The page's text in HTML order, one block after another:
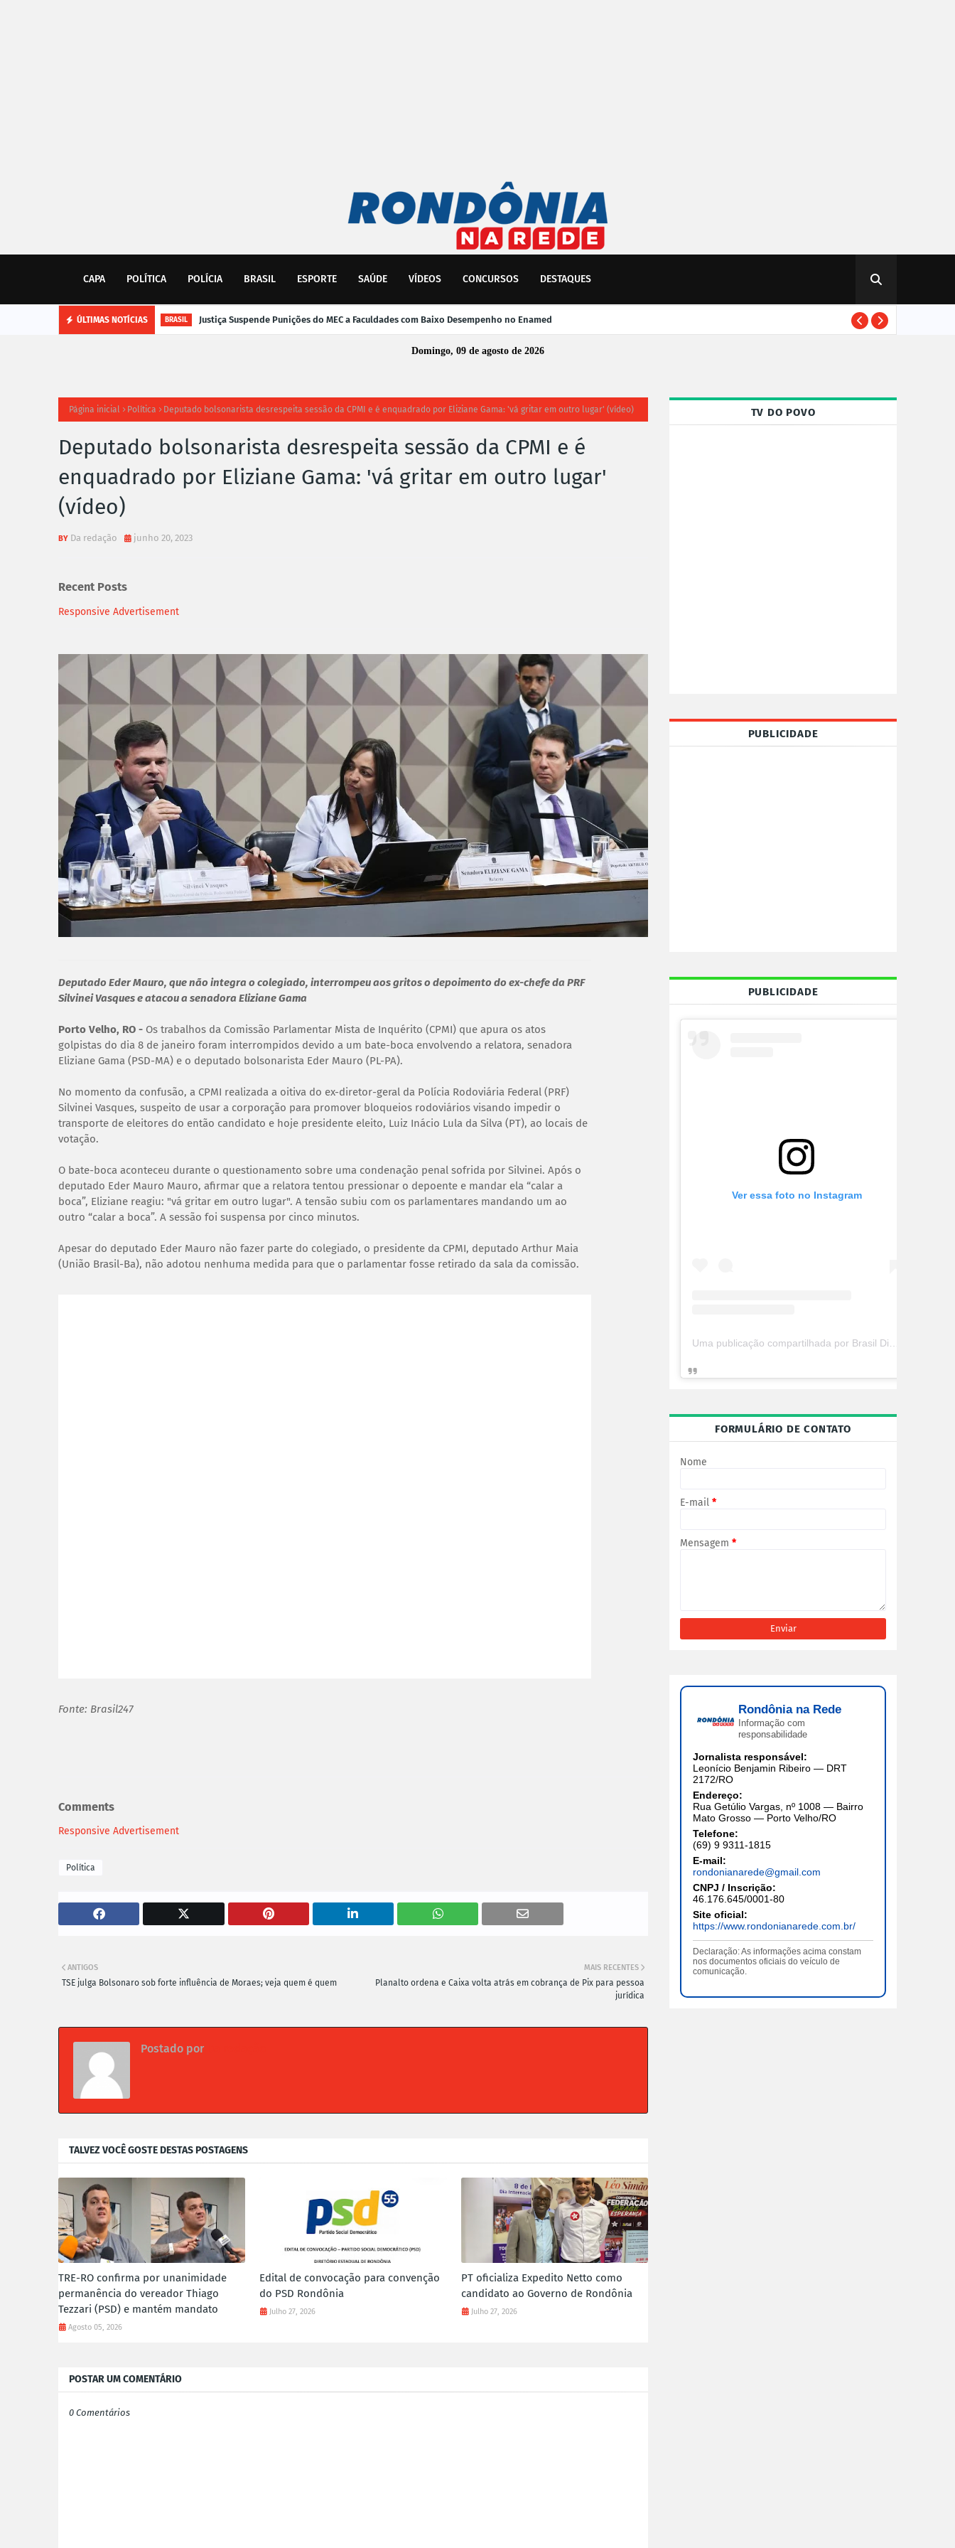
CAPA POLÍTICA POLÍCIA BRASIL ESPORTE SAÚDE VÍDEOS CONCURSOS DESTAQUES
ÚLTIMAS NOTÍCIAS BRASIL Justiça Suspende Punições do MEC a Faculdades com Baixo Desempenho no Enamed
Domingo, 09 de agosto de 2026
Página inicial Política Deputado bolsonarista desrespeita sessão da CPMI e é enquadrado por Eliziane Gama: 'vá gritar em outro lugar' (vídeo)
Deputado bolsonarista desrespeita sessão da CPMI e é
enquadrado por Eliziane Gama: 'vá gritar em outro lugar'
(vídeo)
Da redação junho 20, 2023
Recent Posts
Responsive Advertisement
Deputado Eder Mauro, que não integra o colegiado, interrompeu aos gritos o depoimento do ex-chefe da PRF
Silvinei Vasques e atacou a senadora Eliziane Gama
Porto Velho, RO - Os trabalhos da Comissão Parlamentar Mista de Inquérito (CPMI) que apura os atos
golpistas do dia 8 de janeiro foram interrompidos devido a um bate-boca envolvendo a relatora, senadora
Eliziane Gama (PSD-MA) e o deputado bolsonarista Eder Mauro (PL-PA).
No momento da confusão, a CPMI realizada a oitiva do ex-diretor-geral da Polícia Rodoviária Federal (PRF)
Silvinei Vasques, suspeito de usar a corporação para promover bloqueios rodoviários visando impedir o
transporte de eleitores do então candidato e hoje presidente eleito, Luiz Inácio Lula da Silva (PT), ao locais de
votação.
O bate-boca aconteceu durante o questionamento sobre uma condenação penal sofrida por Silvinei. Após o
deputado Eder Mauro Mauro, afirmar que a relatora tentou pressionar o depoente e mandar ela “calar a
boca”, Eliziane reagiu: "vá gritar em outro lugar". A tensão subiu com os parlamentares mandando um ao
outro “calar a boca”. A sessão foi suspensa por cinco minutos.
Apesar do deputado Eder Mauro não fazer parte do colegiado, o presidente da CPMI, deputado Arthur Maia
(União Brasil-Ba), não adotou nenhuma medida para que o parlamentar fosse retirado da sala da comissão.
Fonte: Brasil247
Comments
Responsive Advertisement
Política
MAIS RECENTES
Planalto ordena e Caixa volta atrás em cobrança de Pix para pessoa
jurídica
ANTIGOS
TSE julga Bolsonaro sob forte influência de Moraes; veja quem é quem
Postado por
TALVEZ VOCÊ GOSTE DESTAS POSTAGENS
TRE-RO confirma por unanimidade
permanência do vereador Thiago
Tezzari (PSD) e mantém mandato
Agosto 05, 2026
Edital de convocação para convenção
do PSD Rondônia
Julho 27, 2026
PT oficializa Expedito Netto como
candidato ao Governo de Rondônia
Julho 27, 2026
POSTAR UM COMENTÁRIO
0 Comentários
TV DO POVO
PUBLICIDADE
PUBLICIDADE
Ver essa foto no Instagram
FORMULÁRIO DE CONTATO
Nome
E-mail *
Mensagem *
Rondônia na Rede
Informação com
responsabilidade
Jornalista responsável:
Leonício Benjamin Ribeiro — DRT
2172/RO
Endereço:
Rua Getúlio Vargas, nº 1008 — Bairro
Mato Grosso — Porto Velho/RO
Telefone:
(69) 9 9311-1815
E-mail:
rondonianarede@gmail.com
CNPJ / Inscrição:
46.176.645/0001-80
Site oficial:
https://www.rondonianarede.com.br/
Declaração: As informações acima constam
nos documentos oficiais do veículo de
comunicação.